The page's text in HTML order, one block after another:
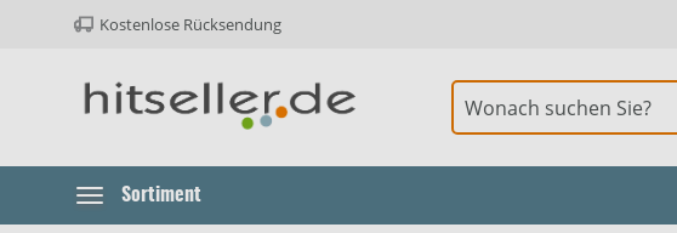
Hauptnavigation springen
Kostenlose Rücksendung
Sortiment